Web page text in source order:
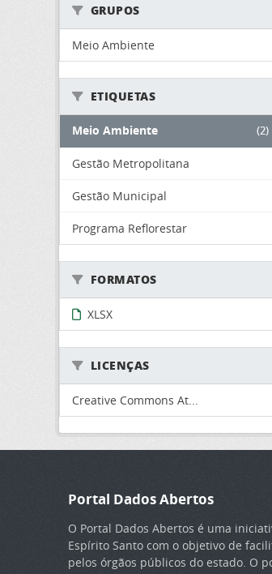
GRUPOS
Meio Ambiente
ETIQUETAS
Meio Ambiente (2)
Gestão Metropolitana
Gestão Municipal
Programa Reflorestar
FORMATOS
XLSX
LICENÇAS
Creative Commons At...
Portal Dados Abertos
O Portal Dados Abertos é uma
Espírito Santo com o objetivo de
pelos órgãos públicos do estado. O